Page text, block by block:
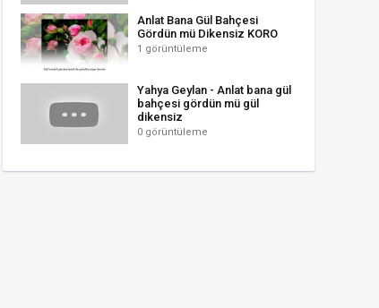
Anlat Bana Gül Bahçesi
Gördün mü Dikensiz KORO
1 görüntüleme
Yahya Geylan - Anlat bana gül
bahçesi gördün mü gül
dikensiz
0 görüntüleme